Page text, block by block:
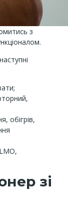
з
обігрів,
зі